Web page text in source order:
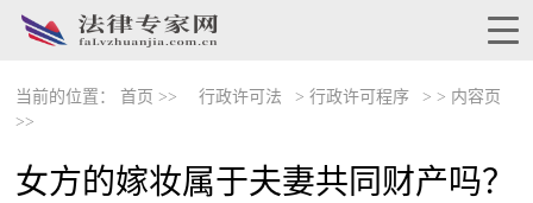
当前的位置： 首页 >> 行政许可法 >行政许可程序 > > 内容页
>>
女方的嫁妆属于夫妻共同财产吗？